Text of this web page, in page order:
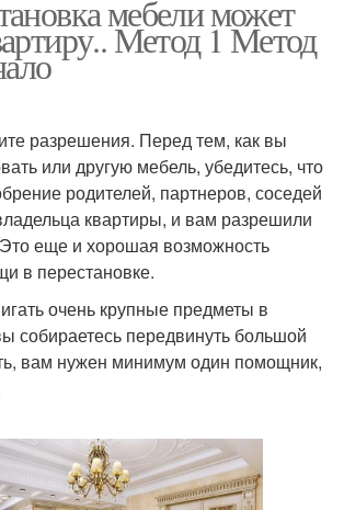
мебели может
Метод 1 Метод
разрешения. Перед тем, как вы
или другую мебель, убедитесь, что
родителей, партнеров, соседей
квартиры, и вам разрешили
еще и хорошая возможность
в перестановке.
очень крупные предметы в
собираетесь передвинуть большой
вам нужен минимум один помощник,